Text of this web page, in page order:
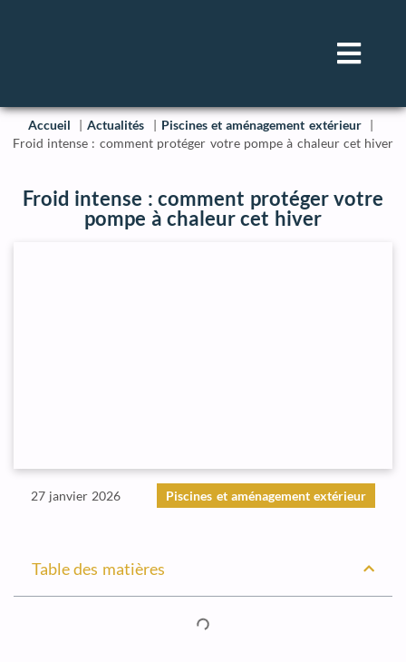
Accueil Actualités
Piscines et aménagement extérieur
Froid intense : comment protéger votre pompe à chaleur cet hiver
Froid intense : comment protéger votre
pompe à chaleur cet hiver
27 janvier 2026 Piscines et aménagement extérieur
Table des matières